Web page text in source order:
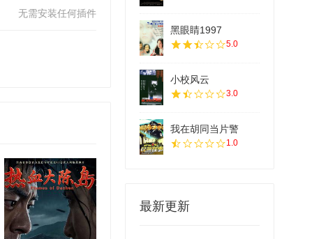
无需安装任何插件
黑眼睛1997
5.0
小校风云
3.0
我在胡同当片警
1.0
最新更新